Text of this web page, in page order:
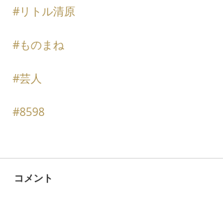
#リトル清原
#ものまね
#芸人
#8598
コメント